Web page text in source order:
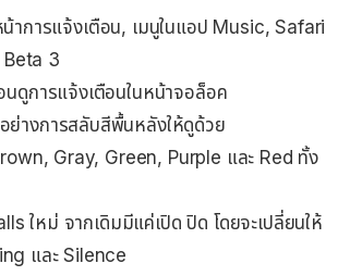
าการแจ้งเตือน, เมนูในแอป Music, Safari
Beta 3
ดูการแจ้งเตือนในหน้าจอล็อค
ย่างการสลับสีพื้นหลังให้ดูด้วย
Gray, Green, Purple และ Red ทั้ง
ใหม่ จากเดิมมีแค่เปิด ปิด โดยจะเปลี่ยนให้
และ Silence